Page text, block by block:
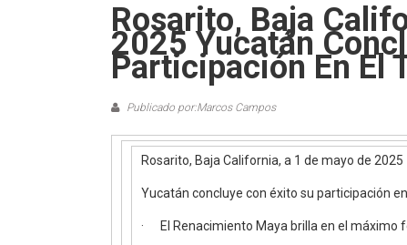
Rosarito, Baja
2025 Yucatán
Participación En El
Publicado por:Marcos Campos
Rosarito, Baja California, a 1 de mayo de 2025
Yucatán concluye con éxito su participación
· El Renacimiento Maya brilla en el máximo